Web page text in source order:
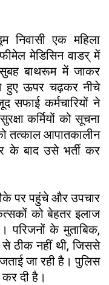
निवासी एक महिला
मेडिसिन वाडर् में
बाथरूम में जाकर
हुए ऊपर चढ़कर नीचे
सफाई कर्मचारियों ने
कर्मियों को सूचना
तत्काल आपातकालीन
के बाद उसे भर्ती कर
पर पहुंचे और उपचार
को बेहतर इलाज
परिजनों के मुताबिक,
ठीक नहीं थी, जिससे
जा रही है। पुलिस
दी है।